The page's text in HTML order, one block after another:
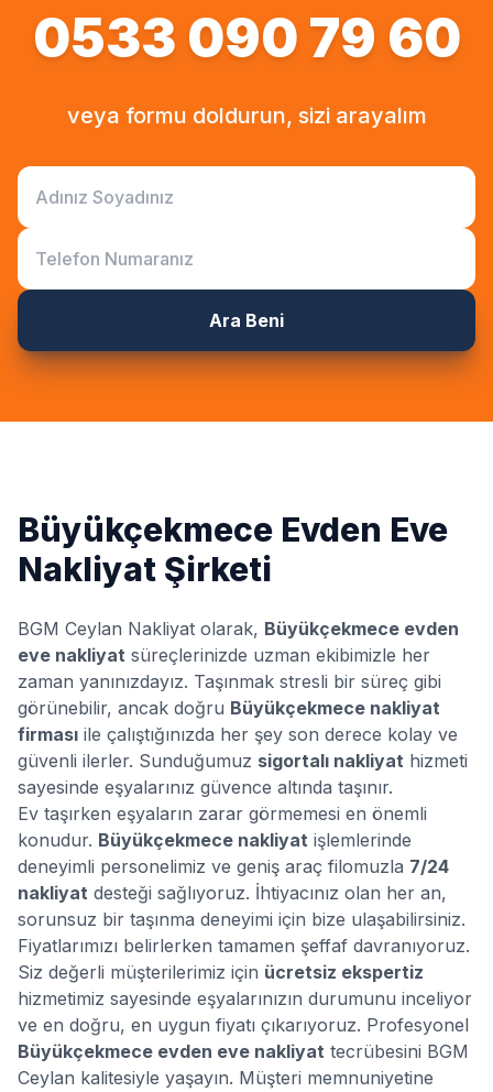
0533 090 79 60
veya formu doldurun, sizi arayalım
Ara Beni
Büyükçekmece Evden Eve
Nakliyat Şirketi
BGM Ceylan Nakliyat olarak, Büyükçekmece evden
eve nakliyat süreçlerinizde uzman ekibimizle her
zaman yanınızdayız. Taşınmak stresli bir süreç gibi
görünebilir, ancak doğru Büyükçekmece nakliyat
firması ile çalıştığınızda her şey son derece kolay ve
güvenli ilerler. Sunduğumuz sigortalı nakliyat hizmeti
sayesinde eşyalarınız güvence altında taşınır.
Ev taşırken eşyaların zarar görmemesi en önemli
konudur. Büyükçekmece nakliyat işlemlerinde
deneyimli personelimiz ve geniş araç filomuzla 7/24
nakliyat desteği sağlıyoruz. İhtiyacınız olan her an,
sorunsuz bir taşınma deneyimi için bize ulaşabilirsiniz.
Fiyatlarımızı belirlerken tamamen şeffaf davranıyoruz.
Siz değerli müşterilerimiz için ücretsiz ekspertiz
hizmetimiz sayesinde eşyalarınızın durumunu inceliyor
ve en doğru, en uygun fiyatı çıkarıyoruz. Profesyonel
Büyükçekmece evden eve nakliyat tecrübesini BGM
Ceylan kalitesiyle yaşayın. Müşteri memnuniyetine